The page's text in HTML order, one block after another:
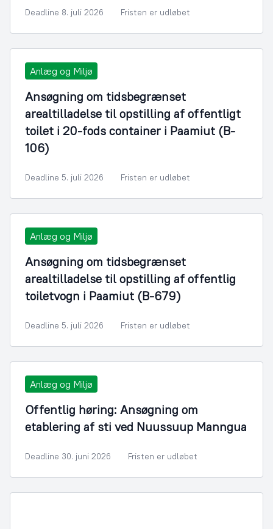
Deadline 8. juli 2026 Fristen er udløbet
Anlæg og Miljø
Ansøgning om tidsbegrænset
arealtilladelse til opstilling af offentligt
toilet i 20-fods container i Paamiut (B-
106)
Deadline 5. juli 2026 Fristen er udløbet
Anlæg og Miljø
Ansøgning om tidsbegrænset
arealtilladelse til opstilling af offentlig
toiletvogn i Paamiut (B-679)
Deadline 5. juli 2026 Fristen er udløbet
Anlæg og Miljø
Offentlig høring: Ansøgning om
etablering af sti ved Nuussuup Manngua
Deadline 30. juni 2026 Fristen er udløbet